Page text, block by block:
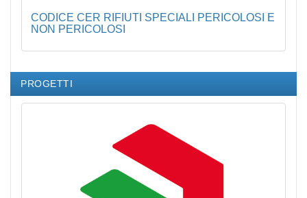
CODICE CER RIFIUTI SPECIALI PERICOLOSI E
NON PERICOLOSI
PROGETTI